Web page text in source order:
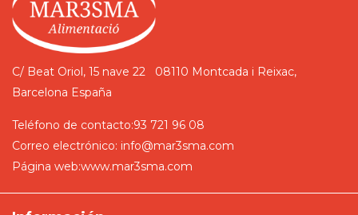
C/ Beat Oriol, 15 nave 22
08110 Montcada i Reixac,
Barcelona España
Teléfono de contacto:93 721 96 08
Correo electrónico: info@mar3sma.com
Página web:www.mar3sma.com